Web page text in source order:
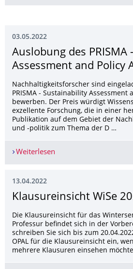
03.05.2022
Auslobung des PRISMA
Assessment and Policy
Nachhaltigkeitsforscher sind
PRISMA - Sustainability Assessment
bewerben. Der Preis würdigt
exzellente Forschung, die in einer
Publikation auf dem Gebiet der
und -politik zum Thema der D …
Weiterlesen
13.04.2022
Klausureinsicht WiSe
Die Klausureinsicht für das
Professur befindet sich in der
schreiben Sie sich bis zum
OPAL für die Klausureinsicht ein,
mehrere Klausuren einsehen